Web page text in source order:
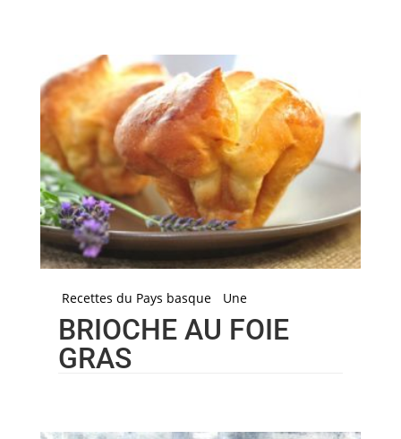
Recettes du Pays basque Une
BRIOCHE AU FOIE
GRAS